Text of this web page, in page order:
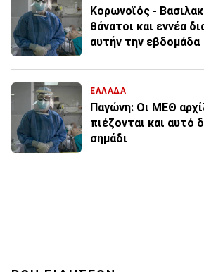
Κορωνοϊός -
θάνατοι και εννέα
αυτήν την εβδομάδα
ΕΛΛΑΔΑ
Παγώνη: Οι ΜΕΘ
πιέζονται και αυτό
σημάδι